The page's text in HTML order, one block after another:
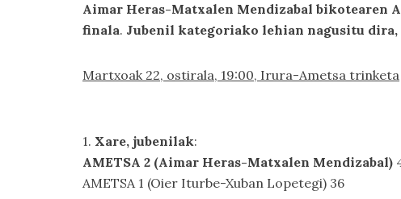
Aimar Heras-Matxalen Mendizabal bikotearen
finala. Jubenil kategoriako lehian nagusitu
Martxoak 22, ostirala, 19:00, Irura-Ametsa trinketa
1. Xare, jubenilak:
AMETSA 2 (Aimar Heras-Matxalen Mendizabal)
AMETSA 1 (Oier Iturbe-Xuban Lopetegi) 36